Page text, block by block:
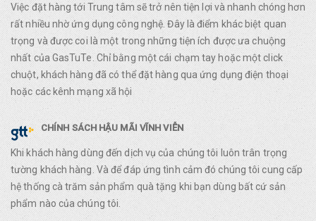
Việc đặt hàng tới Trung tâm sẽ trở nên tiện lợi và nhanh chóng hơn
rất nhiều nhờ ứng dụng công nghệ. Đây là điểm khác biệt quan
trọng và được coi là một trong những tiện ích được ưa chuộng
nhất của GasTuTe. Chỉ bằng một cái chạm tay hoặc một click
chuột, khách hàng đã có thể đặt hàng qua ứng dụng điện thoại
hoặc các kênh mạng xã hội
CHÍNH SÁCH HẬU MÃI VĨNH VIỄN
Khi khách hàng dùng đến dịch vụ của chúng tôi luôn trân trọng
tường khách hàng. Và để đáp ứng tình cảm đó chúng tôi cung cấp
hệ thống cà trăm sản phẩm quà tặng khi bạn dùng bất cứ sản
phẩm nào của chúng tôi.